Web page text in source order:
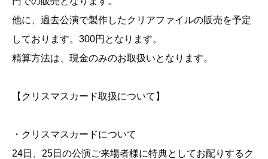
他に、過去公演で製作したクリアファイルの販売を予定
しております。300円となります。
精算方法は、現金のみのお取扱いとなります。
【クリスマスカード取扱について】
・クリスマスカードについて
24日、25日の公演ご来場者様に特典としてお配りするク